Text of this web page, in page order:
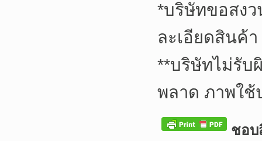
*บริษัทขอสงว
ละเอียดสินค้
**บริษัทไม่รับ
พลาด ภาพใ
ชอบ